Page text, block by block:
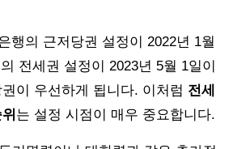
행의 근저당권 설정이 2022년 1월
전세권 설정이 2023년 5월 1일이
이 우선하게 됩니다. 이처럼 전세
는 설정 시점이 매우 중요합니다.